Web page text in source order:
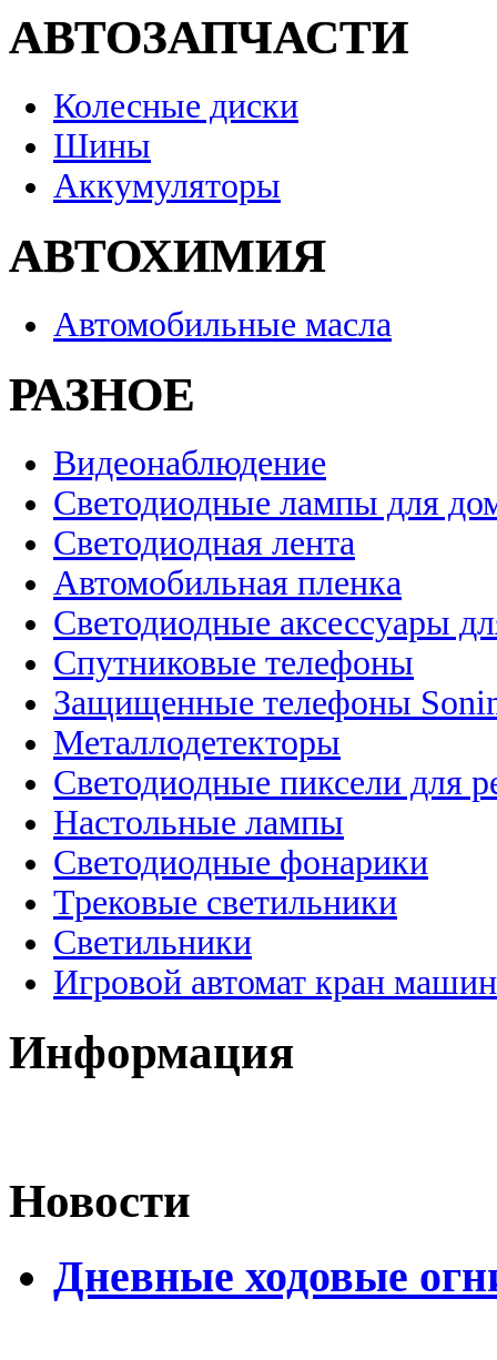
АВТОЗАПЧАСТИ
Колесные диски
Шины
Аккумуляторы
АВТОХИМИЯ
Автомобильные масла
РАЗНОЕ
Видеонаблюдение
Светодиодные лампы для
Светодиодная лента
Автомобильная пленка
Светодиодные аксессуары
Спутниковые телефоны
Защищенные телефоны
Металлодетекторы
Светодиодные пиксели для
Настольные лампы
Светодиодные фонарики
Трековые светильники
Светильники
Игровой автомат кран
Информация
Новости
Дневные ходовые